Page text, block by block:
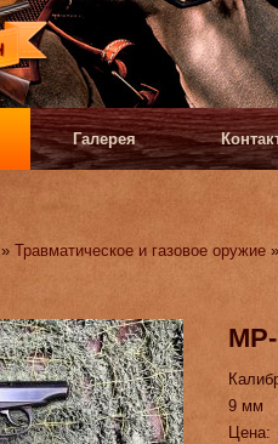
Галерея
»Травматическое и газовое оружие
9 мм
Цена: